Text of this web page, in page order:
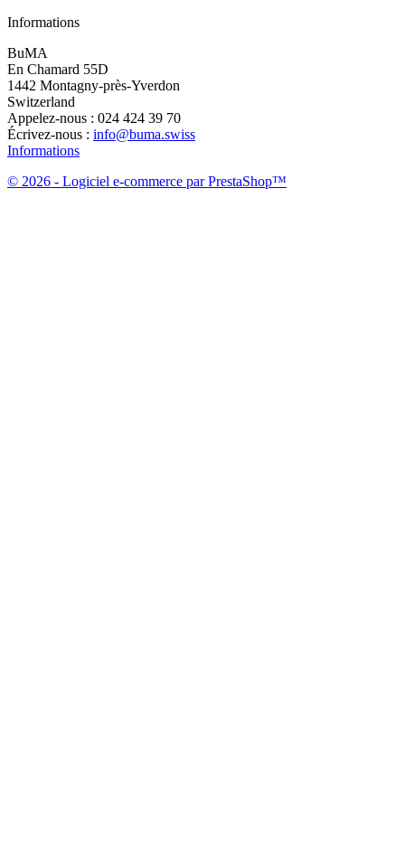
Informations
BuMA
En Chamard 55D
1442 Montagny-près-Yverdon
Switzerland
Appelez-nous : 024 424 39 70
Écrivez-nous : info@buma.swiss
Informations
© 2026 - Logiciel e-commerce par PrestaShop™